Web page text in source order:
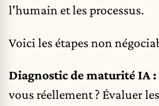
l'humain et les processus.
Voici les étapes non
Diagnostic de maturité IA :
vous réellement ? Évaluer les